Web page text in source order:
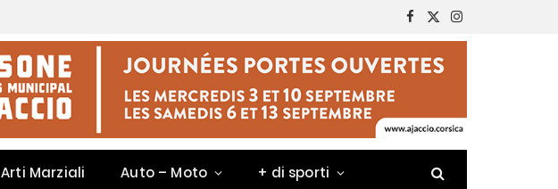
Facebook
X
(Twitter)
Instagram
Arti Marziali Auto – Moto + di sporti